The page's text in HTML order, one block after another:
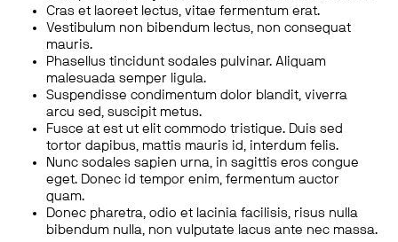
Cras et laoreet lectus, vitae fermentum erat.
Vestibulum non bibendum lectus, non consequat
mauris.
Phasellus tincidunt sodales pulvinar. Aliquam
malesuada semper ligula.
Suspendisse condimentum dolor blandit, viverra
arcu sed, suscipit metus.
Fusce at est ut elit commodo tristique. Duis sed
tortor dapibus, mattis mauris id, interdum felis.
Nunc sodales sapien urna, in sagittis eros congue
eget. Donec id tempor enim, fermentum auctor
quam.
Donec pharetra, odio et lacinia facilisis, risus nulla
bibendum nulla, non vulputate lacus ante nec massa.